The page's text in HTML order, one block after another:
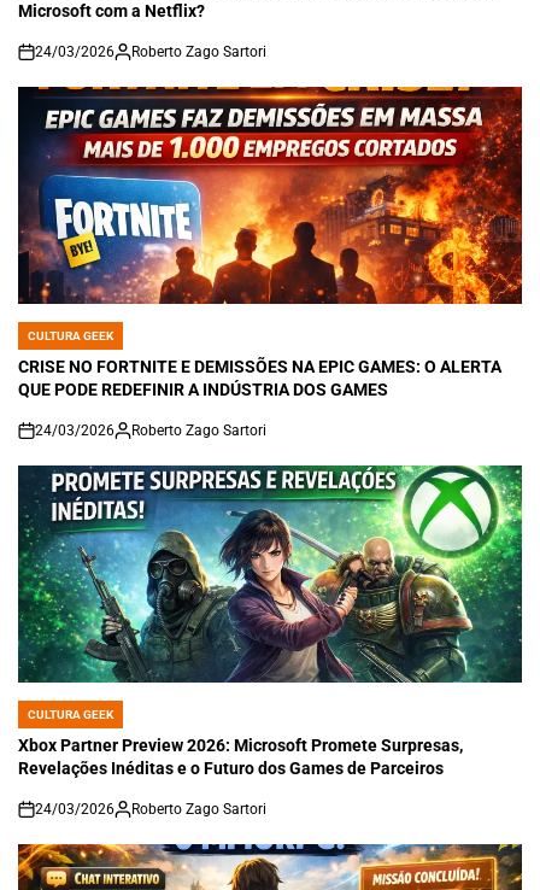
Microsoft com a Netflix?
on
24/03/2026 Roberto Zago Sartori
POSTED
IN
CULTURA GEEK
CRISE NO FORTNITE E DEMISSÕES NA EPIC GAMES: O ALERTA
QUE PODE REDEFINIR A INDÚSTRIA DOS GAMES
on
24/03/2026 Roberto Zago Sartori
POSTED
IN
CULTURA GEEK
Xbox Partner Preview 2026: Microsoft Promete Surpresas,
Revelações Inéditas e o Futuro dos Games de Parceiros
on
24/03/2026 Roberto Zago Sartori